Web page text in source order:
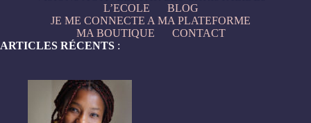
L’ECOLE
BLOG
JE ME CONNECTE A MA PLATEFORME
MA BOUTIQUE
CONTACT
ARTICLES RÉCENTS :